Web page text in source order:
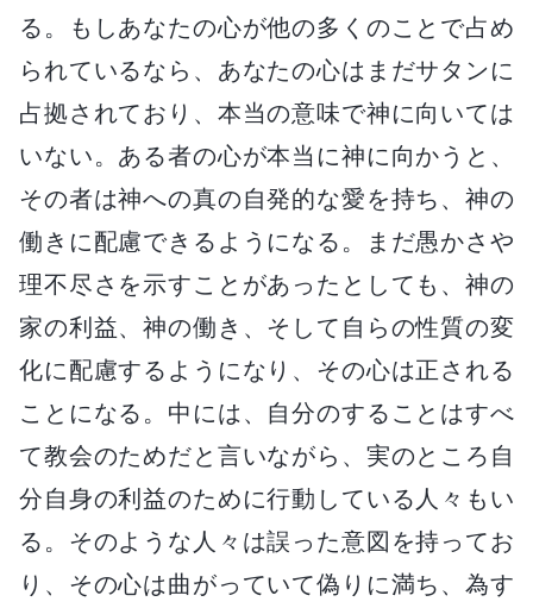
る。もしあなたの心が他の多くのことで占め
られているなら、あなたの心はまだサタンに
占拠されており、本当の意味で神に向いては
いない。ある者の心が本当に神に向かうと、
その者は神への真の自発的な愛を持ち、神の
働きに配慮できるようになる。まだ愚かさや
理不尽さを示すことがあったとしても、神の
家の利益、神の働き、そして自らの性質の変
化に配慮するようになり、その心は正される
ことになる。中には、自分のすることはすべ
て教会のためだと言いながら、実のところ自
分自身の利益のために行動している人々もい
る。そのような人々は誤った意図を持ってお
り、その心は曲がっていて偽りに満ち、為す